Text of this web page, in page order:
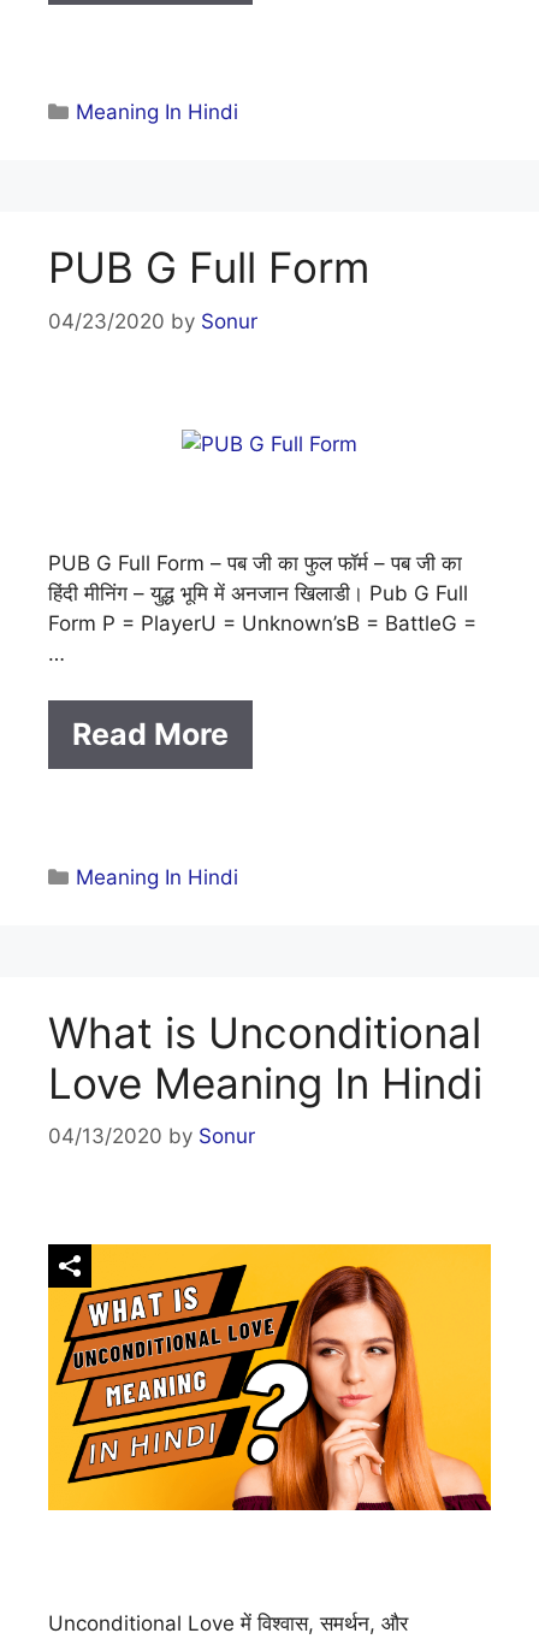
Categories
Meaning In Hindi
PUB G Full Form
04/23/2020 by Sonur
PUB G Full Form – पब जी का फुल फॉर्म – पब जी का
हिंदी मीनिंग – युद्ध भूमि में अनजान खिलाडी। Pub G Full
Form P = PlayerU = Unknown’sB = BattleG =
…
Read More
Categories
Meaning In Hindi
What is Unconditional
Love Meaning In Hindi
04/13/2020 by Sonur
Unconditional Love में विश्वास, समर्थन, और